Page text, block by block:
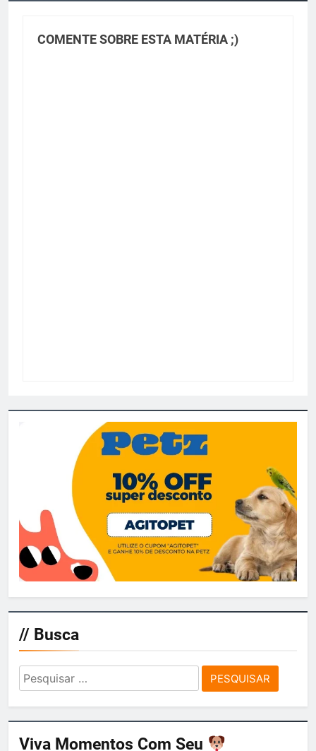
COMENTE SOBRE ESTA MATÉRIA ;)
// Busca
Pesquisar
por:
Viva Momentos Com Seu